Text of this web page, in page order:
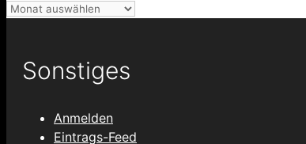
Archiv
Sonstiges
Anmelden
Eintrags-Feed